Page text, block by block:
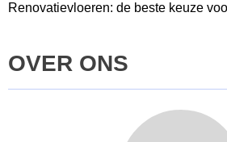
Renovatievloeren: de beste keuze
OVER ONS